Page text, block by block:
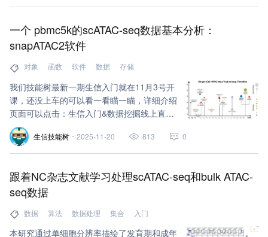
一个 pbmc5k的scATAC-seq数据基本分析：
snapATAC2软件
对象 函数 软件 数据 存储
我们技能树最新一期生信入门就在11月3号开
课，还没上车的可以看一看瞄一瞄，详细介绍
页面可以点击：生信入门&数据挖掘线上直播
课11月班，完全适合0基础小白。
生信技能树 2025-11-20 813 0
跟着NC杂志文献学习处理scATAC-seq和bulk ATAC-
seq数据
数据 算法 数据处理 集合 入门
本研究通过单细胞分辨率描绘了发育期和成年